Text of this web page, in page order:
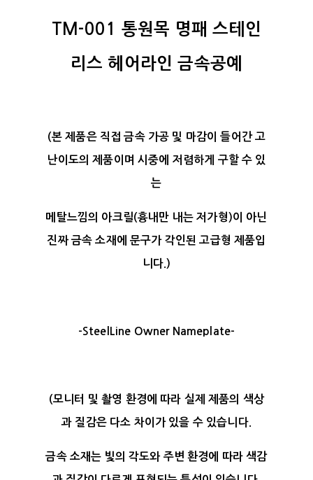
TM-001 통원목 명패 스테인
리스 헤어라인 금속공예
(본 제품은 직접 금속 가공 및 마감이 들어간 고
난이도의 제품이며 시중에 저렴하게 구할 수 있
는
메탈느낌의 아크릴(흉내만 내는 저가형)이 아닌
진짜 금속 소재에 문구가 각인된 고급형 제품입
니다.)
-SteelLine Owner Nameplate-
(모니터 및 촬영 환경에 따라 실제 제품의 색상
과 질감은 다소 차이가 있을 수 있습니다.
금속 소재는 빛의 각도와 주변 환경에 따라 색감